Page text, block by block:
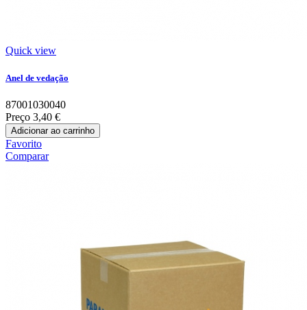
Quick view
Anel de vedação
87001030040
Preço 3,40 €
Adicionar ao carrinho
Favorito
Comparar